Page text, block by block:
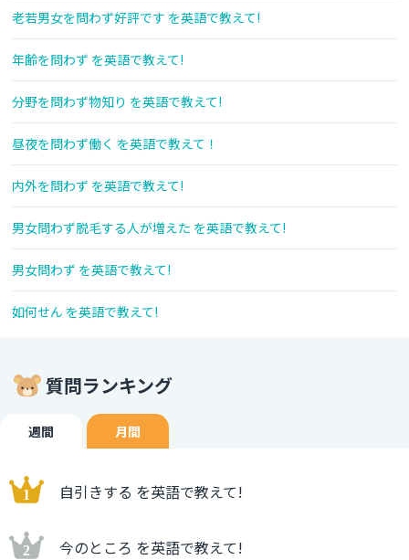
老若男女を問わず好評です を英語で教えて!
年齢を問わず を英語で教えて!
分野を問わず物知り を英語で教えて!
昼夜を問わず働く を英語で教えて！
内外を問わず を英語で教えて!
男女問わず脱毛する人が増えた を英語で教えて!
男女問わず を英語で教えて!
如何せん を英語で教えて!
質問ランキング
週間 月間
自引きする を英語で教えて!
今のところ を英語で教えて!